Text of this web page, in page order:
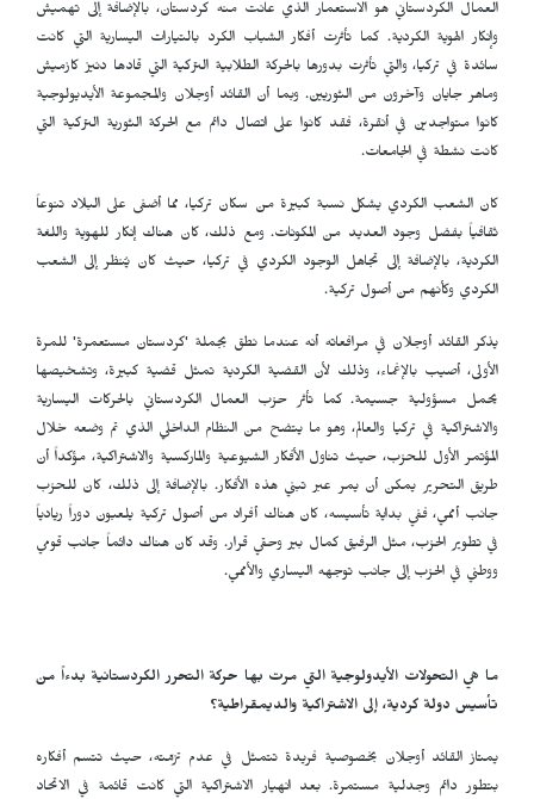
العمال الكردستاني هو الاستعمار الذي عانت منه كردستان، بالإضافة إلى تهميش
وإنكار الهوية الكردية. كما تأثرت أفكار الشباب الكرد بالتيارات اليسارية التي كانت
سائدة في تركيا، والتي تأثرت بدورها بالحركة الطلابية التركية التي قادها دنيز كازميش
وماهر جايان وآخرون من الثوريين. وبما أن القائد أوجلان والمجموعة الأيديولوجية
كانوا متواجدين في أنقرة، فقد كانوا على اتصال دائم مع الحركة الثورية التركية التي
كانت نشطة في الجامعات.
كان الشعب الكردي يشكل نسبة كبيرة من سكان تركيا، مما أضفى على البلاد تنوعاً
ثقافياً بفضل وجود العديد من المكونات. ومع ذلك، كان هناك إنكار للهوية واللغة
الكردية، بالإضافة إلى تجاهل الوجود الكردي في تركيا، حيث كان يُنظر إلى الشعب
الكردي وكأنهم من أصول تركية.
يذكر القائد أوجلان في مرافعاته أنه عندما نطق بجملة 'كردستان مستعمرة' للمرة
الأولى، أصيب بالإغماء، وذلك لأن القضية الكردية تمثل قضية كبيرة، وتشخيصها
يحمل مسؤولية جسيمة. كما تأثر حزب العمال الكردستاني بالحركات اليسارية
والاشتراكية في تركيا والعالم، وهو ما يتضح من النظام الداخلي الذي تم وضعه خلال
المؤتمر الأول للحزب، حيث تناول الأفكار الشيوعية والماركسية والاشتراكية، مؤكداً أن
طريق التحرير يمكن أن يمر عبر تبني هذه الأفكار. بالإضافة إلى ذلك، كان للحزب
جانب أممي، ففي بداية تأسيسه، كان هناك أفراد من أصول تركية يلعبون دوراً ريادياً
في تطوير الحزب، مثل الرفيق كمال بير وحقي قرار. وقد كان هناك دائماً جانب قومي
ووطني في الحزب إلى جانب توجهه اليساري والأممي.
ما هي التحولات الأيدولوجية التي مرت بها حركة التحرر الكردستانية بدءاً من
تأسيس دولة كردية، إلى الاشتراكية والديمقراطية؟
يمتاز القائد أوجلان بخصوصية فريدة تتمثل في عدم تزمّته، حيث تتسم أفكاره
بتطور دائم وجدلية مستمرة. بعد انهيار الاشتراكية التي كانت قائمة في الاتحاد